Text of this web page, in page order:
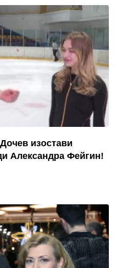
изостави
Александра Фейгин!